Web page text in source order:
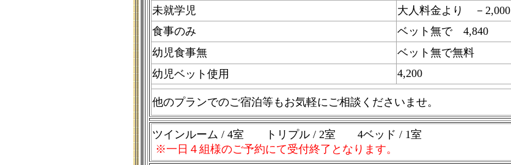
未就学児
大人料金より －2,000
食事のみ
ベット無で 4,840
幼児食事無
ベット無で無料
幼児ベット使用
4,200
他のプランでのご宿泊等もお気軽にご相談くださいませ。
ツインルーム / 4室 トリプル / 2室 4ベッド / 1室
※一日４組様のご予約にて受付終了となります。